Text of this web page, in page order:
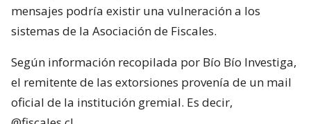
mensajes podría existir una vulneración a los
sistemas de la Asociación de Fiscales.
Según información recopilada por Bío Bío Investiga,
el remitente de las extorsiones provenía de un mail
oficial de la institución gremial. Es decir,